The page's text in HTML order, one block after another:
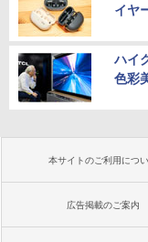
イヤ
ハイ
色彩
本サイトのご利用につ
広告掲載のご案内